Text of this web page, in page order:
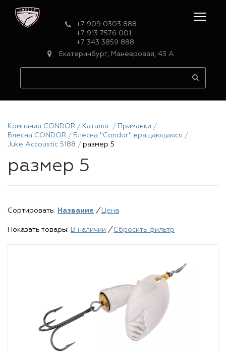
+7 909 0303 888
+7 913 7576 001
+7 343 3859 888
Екатеринбург, Маневровая, 43 А
Компания CONDOR Каталог
Приманки
Блесна CONDOR
Блесна "Condor" вращающаяся
Juke Accoustic 5188
размер 5
размер 5
Сортировать: Название / Цена
Показать товары: В наличии / Сбросить фильтр